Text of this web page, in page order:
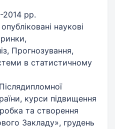
2014 рр.
наукові
Прогнозування,
в статистичному
курси підвищення
та створення
Закладу», грудень